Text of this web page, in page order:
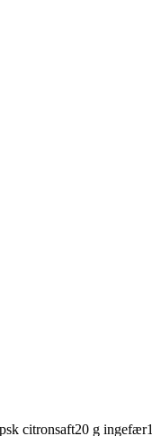
citronsaft20 g ingefær1